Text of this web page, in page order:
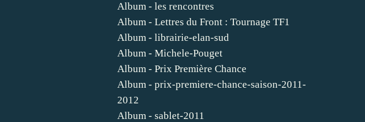
Album - les rencontres
Album - Lettres du Front : Tournage TF1
Album - librairie-elan-sud
Album - Michele-Pouget
Album - Prix Première Chance
Album - prix-premiere-chance-saison-2011-
2012
Album - sablet-2011